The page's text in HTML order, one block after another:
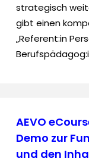
strategisch
gibt einen
„Referent:in
AEVO
Demo zur
und den